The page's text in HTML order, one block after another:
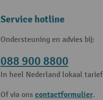
Service hotline
Ondersteuning en advies bij:
088 900 8800
In heel Nederland lokaal tarief
Of via ons contactformulier.